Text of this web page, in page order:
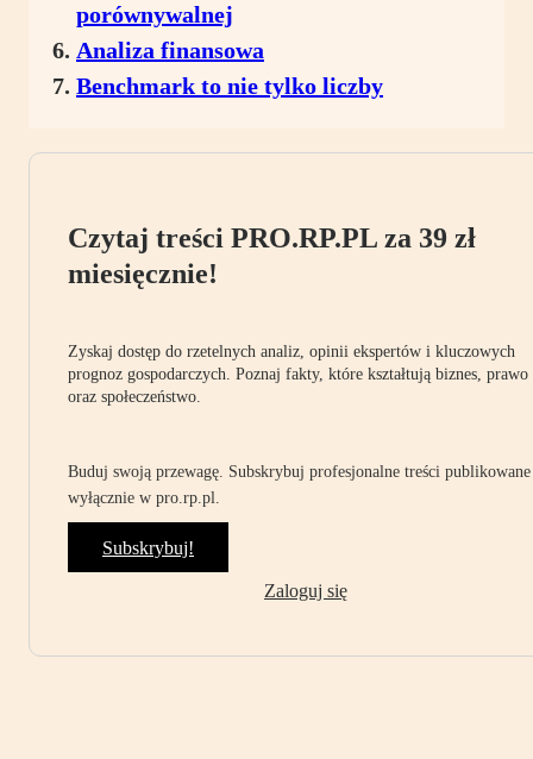
porównywalnej
Analiza finansowa
Benchmark to nie tylko liczby
Czytaj treści PRO.RP.PL za 39 zł
miesięcznie!
Zyskaj dostęp do rzetelnych analiz, opinii ekspertów i kluczowych
prognoz gospodarczych. Poznaj fakty, które kształtują biznes, prawo
oraz społeczeństwo.
Buduj swoją przewagę. Subskrybuj profesjonalne treści publikowane
wyłącznie w pro.rp.pl.
Subskrybuj!
Zaloguj się